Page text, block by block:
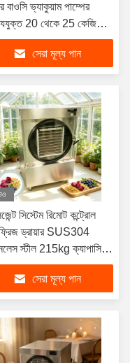
বাওসি ভ্যাকুয়াম পাম্পের
20 থেকে 25 কেজি
বিভিন্ন খাবার ফ্রিজ
জন্য উপযুক্ত
সেরা মূল্য পান
সিস্টেম রিমোট কন্ট্রোল
ড্রায়ার SUS304
স্টীল 215kg ক্যাপাসিটি
ধরণের খাবারের জন্য উপযুক্ত
সেরা মূল্য পান